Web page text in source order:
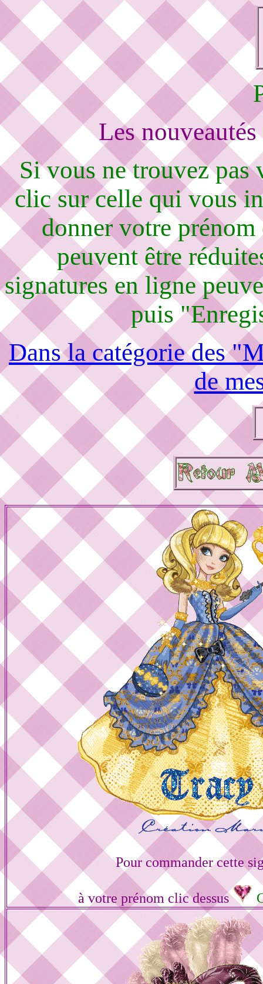
Les
Si vous ne trouvez pas
clic sur celle qui vous
donner votre
peuvent être
signatures en ligne
puis
Dans la catégorie des
de
Pour commander cette
à votre prénom clic dessus